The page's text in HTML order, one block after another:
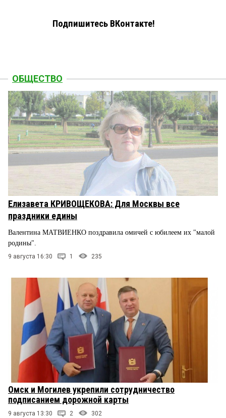
Подпишитесь ВКонтакте!
ОБЩЕСТВО
Елизавета КРИВОЩЕКОВА: Для Москвы все
праздники едины
Валентина МАТВИЕНКО поздравила омичей с юбилеем их "малой
родины".
9 августа 16:30 1 235
Омск и Могилев укрепили сотрудничество
подписанием дорожной карты
9 августа 13:30 2 302